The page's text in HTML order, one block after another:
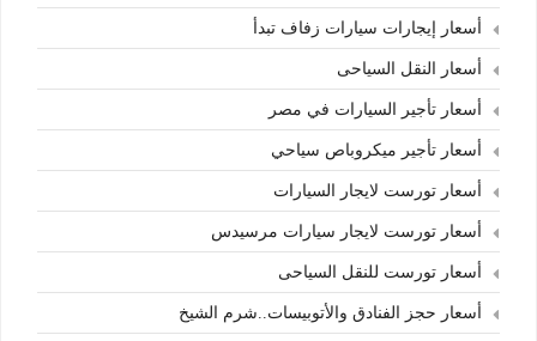
أسعار إيجارات سيارات زفاف تبدأ
أسعار النقل السياحى
أسعار تأجير السيارات في مصر
أسعار تأجير ميكروباص سياحي
أسعار تورست لايجار السيارات
أسعار تورست لايجار سيارات مرسيدس
أسعار تورست للنقل السياحى
أسعار حجز الفنادق والأتوبيسات..شرم الشيخ